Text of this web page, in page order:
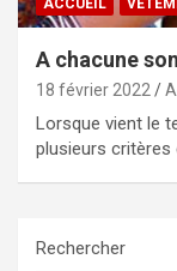
ACCUEIL
A chacune
18 février 2022
Lorsque vient le
plusieurs critères
Rechercher